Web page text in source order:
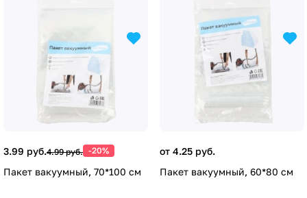
3.99 руб.4.99 руб. -20%
Пакет вакуумный, 70*100 см
от 4.25 руб.
Пакет вакуумный, 60*80 см